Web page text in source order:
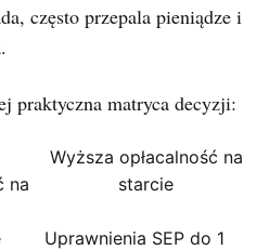
często przepala pieniądze i
praktyczna matryca decyzji:
na
Wyższa opłacalność na
starcie
Uprawnienia SEP do 1